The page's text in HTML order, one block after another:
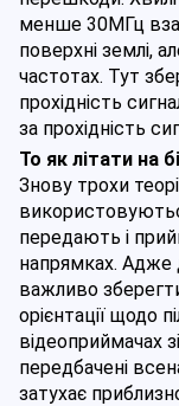
менше 30МГц
поверхні землі,
частотах. Тут
прохідність
за прохідність
То як літати на
Знову трохи
передають і
напрямках. Адже
важливо
орієнтації щодо
відеоприймачах
передбачені
затухає